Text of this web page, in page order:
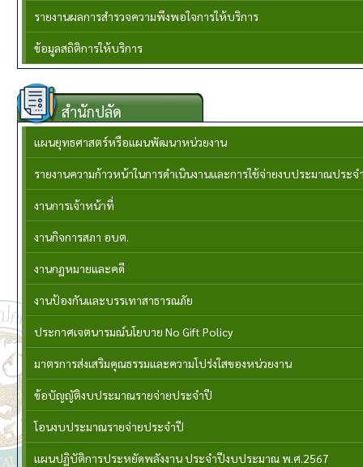
รายงานผลการสำรวจความพึงพอใจการให้บริการ
ข้อมูลสถิติการให้บริการ
สำนักปลัด
แผนยุทธศาสตร์หรือแผนพัฒนาหน่วยงาน
รายงานความก้าวหน้าในการดำเนินงานและการใช้จ่ายงบประมาณประจ
งานการเจ้าหน้าที่
งานกิจการสภา อบต.
งานกฏหมายและคดี
งานป้องกันและบรรเทาสาธารณภัย
ประกาศเจตนารมณ์นโยบาย No Gift Policy
มาตรการส่งเสริมคุณธรรมและความโปร่งใสของหน่วยงาน
ข้อบัญญัติงบประมาณรายจ่ายประจำปี
โอนงบประมาณรายจ่ายประจำปี
แผนปฏิบัติการประหยัดพลังงาน ประจำปีงบประมาณ พ.ศ.2567